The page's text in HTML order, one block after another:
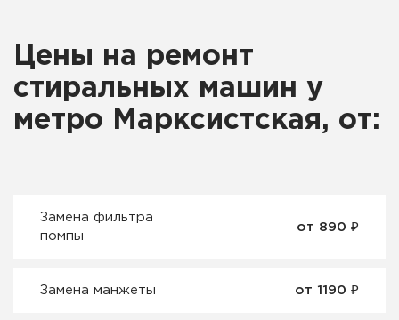
Цены на ремонт
стиральных машин у
метро Марксистская, от:
Замена фильтра
помпы
от 890 ₽
Замена манжеты от 1190 ₽